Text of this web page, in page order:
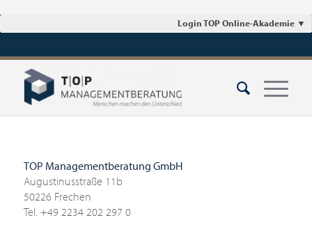
Login TOP Online-Akademie ▼
TOP Managementberatung GmbH
Augustinusstraße 11b
50226 Frechen
Tel. +49 2234 202 297 0